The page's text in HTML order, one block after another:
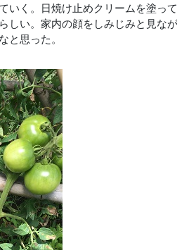
く。日焼け止めクリームを塗って
しい。家内の顔をしみじみと見なが
と思った。